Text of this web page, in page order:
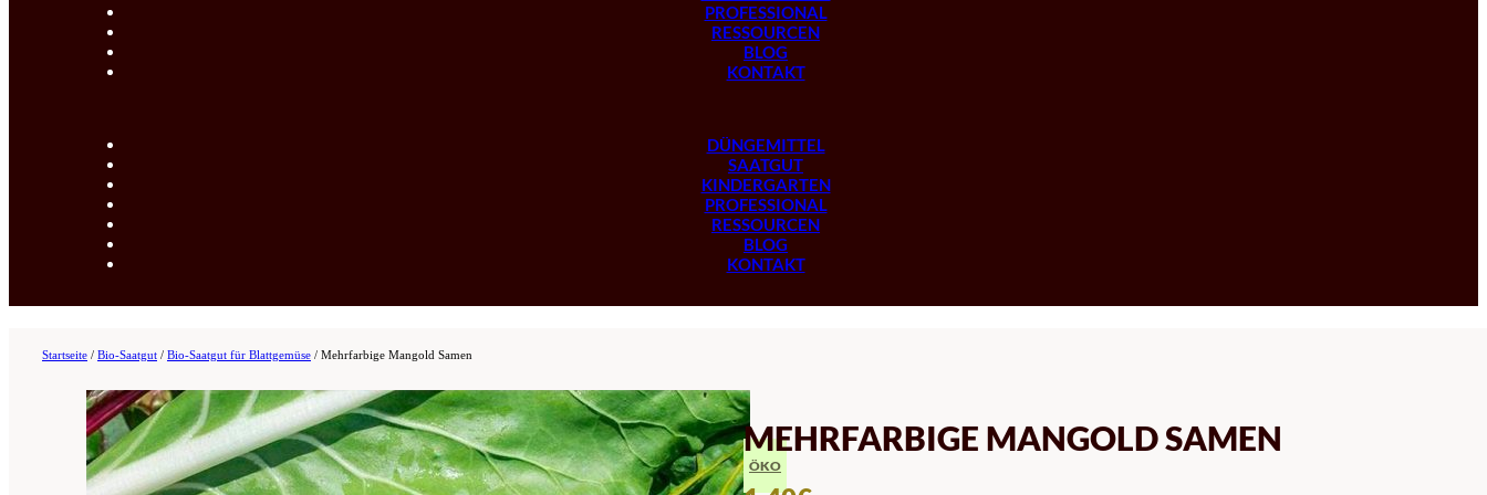
PROFESSIONAL
RESSOURCEN
BLOG
KONTAKT
DÜNGEMITTEL
SAATGUT
KINDERGARTEN
PROFESSIONAL
RESSOURCEN
BLOG
KONTAKT
Startseite / Bio-Saatgut / Bio-Saatgut für Blattgemüse / Mehrfarbige Mangold Samen
MEHRFARBIGE MANGOLD SAMEN
ÖKO